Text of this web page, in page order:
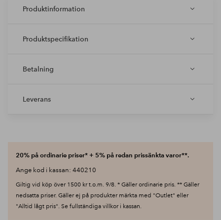
Produktinformation
Produktspecifikation
Betalning
Leverans
20% på ordinarie priser* + 5% på redan prissänkta varor**.
Ange kod i kassan: 440210
Giltig vid köp över 1500 kr t.o.m. 9/8. * Gäller ordinarie pris. ** Gäller
nedsatta priser. Gäller ej på produkter märkta med "Outlet" eller
"Alltid lågt pris". Se fullständiga villkor i kassan.